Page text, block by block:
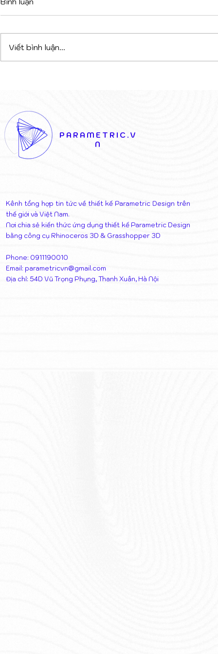
KẾT NỐI NGHỆ THUẬT VÀ
KIẾN TRÚC
Viết bình luận...
PARAMETRIC.V
N
Kênh tổng hợp tin tức về thiết kế Parametric Design trên
thế giới và Việt Nam.
Nơi chia sẻ kiến thức ứng dụng thiết kế Parametric Design
bằng công cụ Rhinoceros 3D & Grasshopper 3D
Phone: 0911190010
Email: parametricvn@gmail.com
Địa chỉ: 54D Vũ Trọng Phụng, Thanh Xuân, Hà Nội